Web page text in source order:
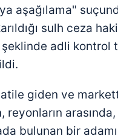
aşağılama"
sulh ceza
şeklinde adli kontrol
giden ve
bulunan bir